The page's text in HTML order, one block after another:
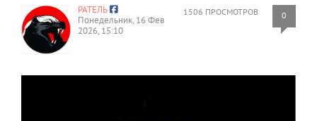
1506 ПРОСМОТРОВ 0
РАТЕЛЬ
Понедельник, 16 Фев
2026, 15:10